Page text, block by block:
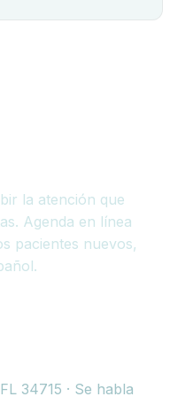
la atención que
Agenda en línea
pacientes nuevos,
34715 · Se habla